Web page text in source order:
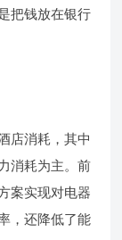
把钱放在银行
店消耗，其中
消耗为主。前
案实现对电器
，还降低了能